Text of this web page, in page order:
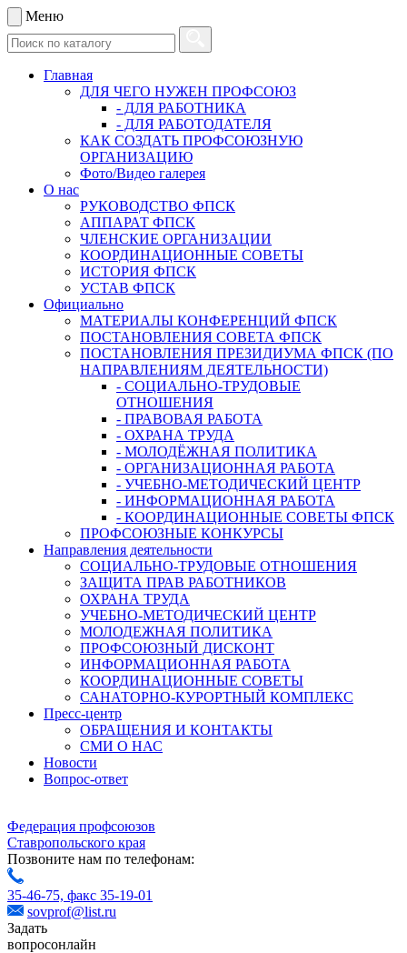
Меню
Главная
ДЛЯ ЧЕГО НУЖЕН ПРОФСОЮЗ
- ДЛЯ РАБОТНИКА
- ДЛЯ РАБОТОДАТЕЛЯ
КАК СОЗДАТЬ ПРОФСОЮЗНУЮ
ОРГАНИЗАЦИЮ
Фото/Видео галерея
О нас
РУКОВОДСТВО ФПСК
АППАРАТ ФПСК
ЧЛЕНСКИЕ ОРГАНИЗАЦИИ
КООРДИНАЦИОННЫЕ СОВЕТЫ
ИСТОРИЯ ФПСК
УСТАВ ФПСК
Официально
МАТЕРИАЛЫ КОНФЕРЕНЦИЙ ФПСК
ПОСТАНОВЛЕНИЯ СОВЕТА ФПСК
ПОСТАНОВЛЕНИЯ ПРЕЗИДИУМА ФПСК (ПО
НАПРАВЛЕНИЯМ ДЕЯТЕЛЬНОСТИ)
- СОЦИАЛЬНО-ТРУДОВЫЕ
ОТНОШЕНИЯ
- ПРАВОВАЯ РАБОТА
- ОХРАНА ТРУДА
- МОЛОДЁЖНАЯ ПОЛИТИКА
- ОРГАНИЗАЦИОННАЯ РАБОТА
- УЧЕБНО-МЕТОДИЧЕСКИЙ ЦЕНТР
- ИНФОРМАЦИОННАЯ РАБОТА
- КООРДИНАЦИОННЫЕ СОВЕТЫ ФПСК
ПРОФСОЮЗНЫЕ КОНКУРСЫ
Направления деятельности
СОЦИАЛЬНО-ТРУДОВЫЕ ОТНОШЕНИЯ
ЗАЩИТА ПРАВ РАБОТНИКОВ
ОХРАНА ТРУДА
УЧЕБНО-МЕТОДИЧЕСКИЙ ЦЕНТР
МОЛОДЕЖНАЯ ПОЛИТИКА
ПРОФСОЮЗНЫЙ ДИСКОНТ
ИНФОРМАЦИОННАЯ РАБОТА
КООРДИНАЦИОННЫЕ СОВЕТЫ
САНАТОРНО-КУРОРТНЫЙ КОМПЛЕКС
Пресс-центр
ОБРАЩЕНИЯ И КОНТАКТЫ
СМИ О НАС
Новости
Вопрос-ответ
Федерация профсоюзов
Ставропольского края
Позвоните нам по телефонам:
35-46-75, факс 35-19-01
sovprof@list.ru
Задать
вопросонлайн